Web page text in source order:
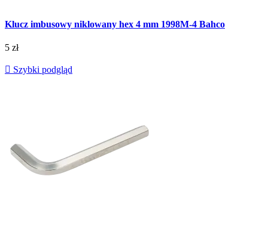
Klucz imbusowy niklowany hex 4 mm 1998M-4 Bahco
5 zł
 Szybki podgląd